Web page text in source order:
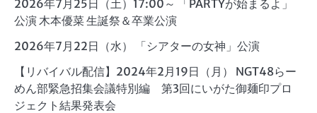
2026年7月25日（土）17:00～ 「PARTYが始まるよ」
公演 木本優菜 生誕祭＆卒業公演
2026年7月22日（水） 「シアターの女神」公演
【リバイバル配信】2024年2月19日（月） NGT48らー
めん部緊急招集会議特別編 第3回にいがた御麺印プロ
ジェクト結果発表会